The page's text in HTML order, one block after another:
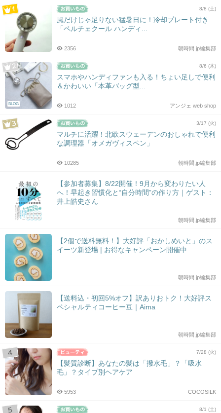
8/8 (土)
風だけじゃ足りない猛暑日に！冷却プレート付き
「ペルチェクール ハンディ...
朝時間.jp編集部
2356
BLOG
8/6 (木)
スマホやハンディファンも入る！ちょい足しで便利
＆かわいい「本革バッグ型...
アンジェ web shop
1012
3/17 (火)
マルチに活躍！北欧スウェーデンのおしゃれで便利
な調理器「オメガヴィスペン」
朝時間.jp編集部
10285
【参加者募集】8/22開催！9月から変わりたい人
へ！早起き習慣化と“自分時間”の作り方｜ゲスト：
井上皓史さん
朝時間.jp編集部
【2個で送料無料！】大好評「おかしめいと」のス
イーツ新登場 | お得なキャンペーン開催中
朝時間.jp編集部
【送料込・初回5%オフ】訳ありおトク！大好評ス
ペシャルティコーヒー豆｜Aima
朝時間.jp編集部
7/28 (火)
【髪質診断】あなたの髪は「撥水毛」？「吸水
毛」？タイプ別ヘアケア
COCOSILK
5953
8/1 (土)